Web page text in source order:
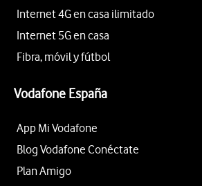
Internet 4G en casa ilimitado
Internet 5G en casa
Fibra, móvil y fútbol
Vodafone España
App Mi Vodafone
Blog Vodafone Conéctate
Plan Amigo